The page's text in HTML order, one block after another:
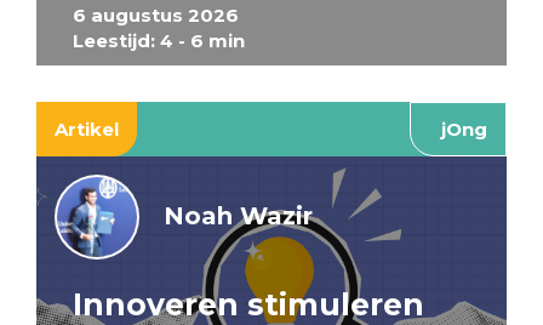
6 augustus 2026
Leestijd: 4 - 6 min
Artikel jOng
Noah Wazir
Innoveren stimuleren